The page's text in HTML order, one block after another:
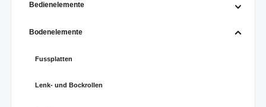
Bedienelemente
Bodenelemente
Fussplatten
Lenk- und Bockrollen